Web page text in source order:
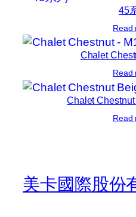
45
Read
Chalet
Read
Chalet
Read
美卡國際股份